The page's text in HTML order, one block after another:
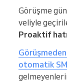
Görüşme
veliyle
Proaktif
otomatik